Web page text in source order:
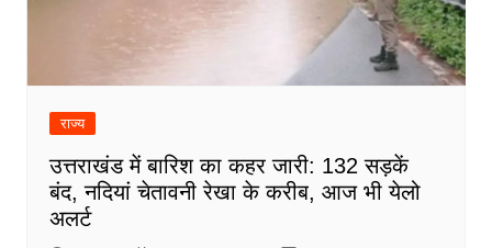
राज्य
उत्तराखंड में बारिश का कहर जारी: 132 सड़कें
बंद, नदियां चेतावनी रेखा के करीब, आज भी येलो
अलर्ट